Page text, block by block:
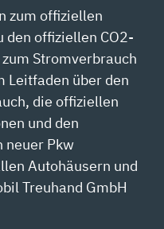
zum offiziellen
den offiziellen CO2-
Stromverbrauch
Leitfaden über den
die offiziellen
und den
neuer Pkw
Autohäusern und
Treuhand GmbH